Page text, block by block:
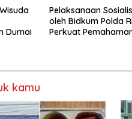
Dumai
Pelaksanaan
oleh Bidkum Polda
Perkuat
kamu